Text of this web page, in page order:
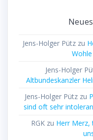
Jens-Holger Pützzu
Jens-Holger
Altbundeskanzler
Jens-Holger Pütz zu
sind oft sehr
RGK zu Herr Merz,